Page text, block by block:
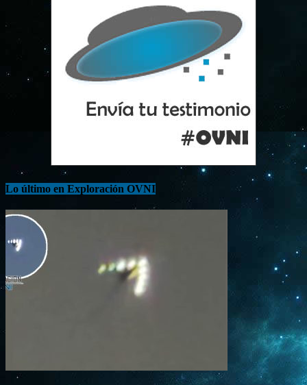
Lo último en Exploración OVNI